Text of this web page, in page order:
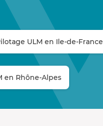
ULM en Ile-de-France
en Rhône-Alpes